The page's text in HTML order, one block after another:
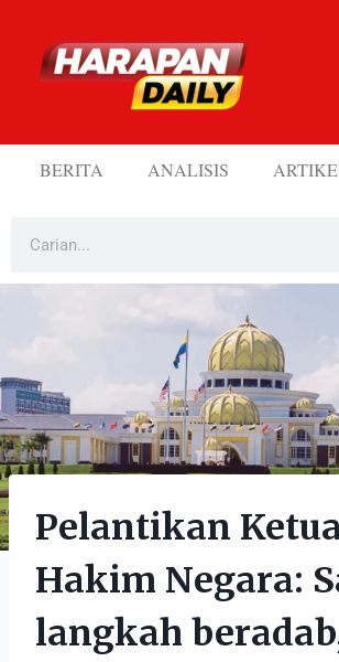
BERITA ANALISIS
Pelantikan
Hakim Negara:
langkah